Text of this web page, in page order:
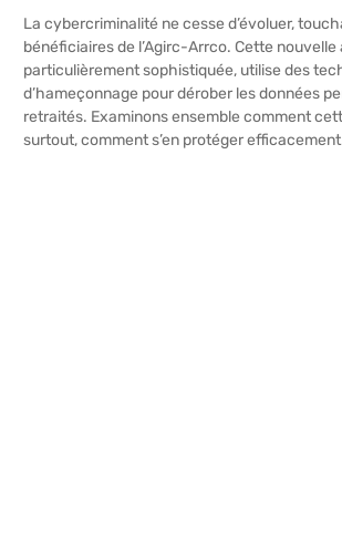
La cybercriminalité ne cesse d’évoluer,
bénéficiaires de l’Agirc-Arrco. Cette nouvelle
particulièrement sophistiquée, utilise des
d’hameçonnage pour dérober les données
retraités. Examinons ensemble comment
surtout, comment s’en protéger